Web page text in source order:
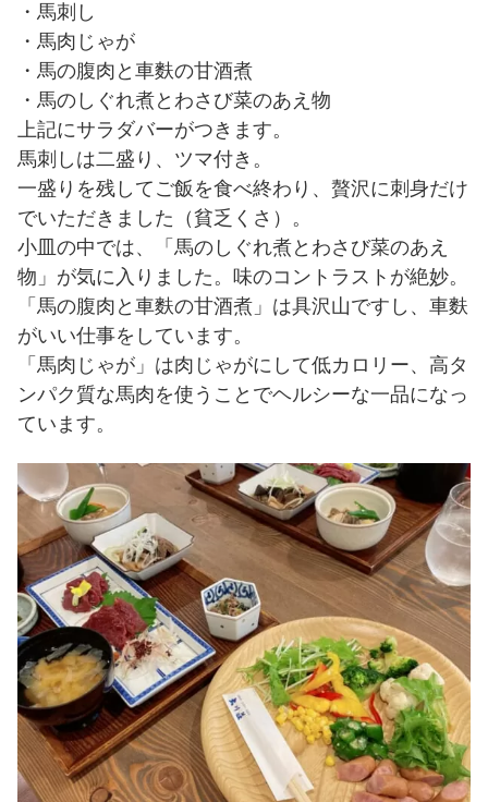
・馬刺し
・馬肉じゃが
・馬の腹肉と車麩の甘酒煮
・馬のしぐれ煮とわさび菜のあえ物
上記にサラダバーがつきます。
馬刺しは二盛り、ツマ付き。
一盛りを残してご飯を食べ終わり、贅沢に刺身だけ
でいただきました（貧乏くさ）。
小皿の中では、「馬のしぐれ煮とわさび菜のあえ
物」が気に入りました。味のコントラストが絶妙。
「馬の腹肉と車麩の甘酒煮」は具沢山ですし、車麩
がいい仕事をしています。
「馬肉じゃが」は肉じゃがにして低カロリー、高タ
ンパク質な馬肉を使うことでヘルシーな一品になっ
ています。